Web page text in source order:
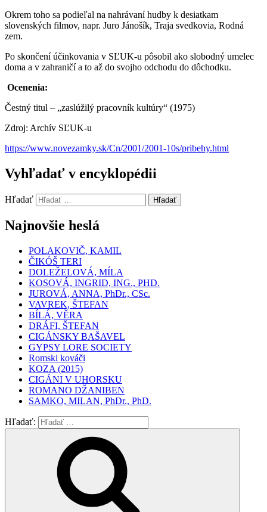
Okrem toho sa podieľal na nahrávaní hudby k desiatkam
slovenských filmov, napr. Juro Jánošík, Traja svedkovia, Rodná
zem.
Po skončení účinkovania v SĽUK-u pôsobil ako slobodný umelec
doma a v zahraničí a to až do svojho odchodu do dôchodku.
Ocenenia:
Čestný titul – „zaslúžilý pracovník kultúry“ (1975)
Zdroj: Archív SĽUK-u
https://www.novezamky.sk/Cn/2001/2001-10s/pribehy.html
Vyhľadať v encyklopédii
Hľadať Hľadať
Najnovšie heslá
POLAKOVIČ, KAMIL
ČIKÓŠ TERI
DOLEŽELOVÁ, MÍLA
KOSOVÁ, INGRID, ING., PHD.
JUROVÁ, ANNA, PhDr., CSc.
VAVREK, ŠTEFAN
BÍLÁ, VĚRA
DRÁFI, ŠTEFAN
CIGÁNSKY BAŠAVEL
GYPSY LORE SOCIETY
Romski kováči
KOZA (2015)
CIGÁNI V UHORSKU
ROMANO DŽANIBEN
SAMKO, MILAN, PhDr., PhD.
Hľadať: